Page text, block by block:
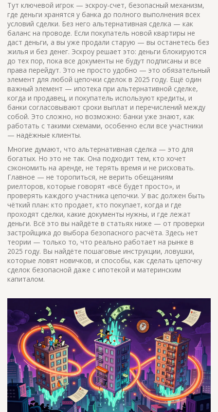
Тут ключевой игрок — эскроу-счет, безопасный механизм,
где деньги хранятся у банка до полного выполнения всех
условий сделки. Без него альтернативная сделка — как
баланс на проводе. Если покупатель новой квартиры не
даст деньги, а вы уже продали старую — вы останетесь без
жилья и без денег. Эскроу решает это: деньги блокируются
до тех пор, пока все документы не будут подписаны и все
права перейдут. Это не просто удобно — это обязательный
элемент для любой цепочки сделок в 2025 году. Ещё один
важный элемент — ипотека при альтернативной сделке,
когда и продавец, и покупатель используют кредиты, и
банки согласовывают сроки выплат и перечислений между
собой. Это сложно, но возможно: банки уже знают, как
работать с такими схемами, особенно если все участники
— надёжные клиенты.
Многие думают, что альтернативная сделка — это для
богатых. Но это не так. Она подходит тем, кто хочет
сэкономить на аренде, не терять время и не рисковать.
Главное — не торопиться, не верить обещаниям
риелторов, которые говорят «всё будет просто», и
проверять каждого участника цепочки. У вас должен быть
чёткий план: кто продает, кто покупает, когда и где
проходят сделки, какие документы нужны, и где лежат
деньги. Всё это вы найдёте в статьях ниже — от проверки
застройщика до выбора безопасного расчёта. Здесь нет
теории — только то, что реально работает на рынке в
2025 году. Вы найдёте пошаговые инструкции, ловушки,
которые ловят новичков, и способы, как сделать цепочку
сделок безопасной даже с ипотекой и материнским
капиталом.